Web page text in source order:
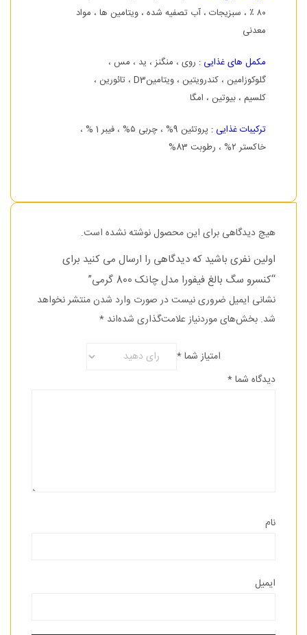
۸۰ ٪ ، سبزیجات ، آب تصفیه شده ، ویتامین ها ، مواد
معدنی
مکمل های غذایی : روی ، منگنز ، ید ، مس ،
گلوکوزامین ، کندرویتین ، ویتامینD3 ، تائورین ،
کلسیم ، بیوتین ، امگا
ترکیبات غذایی :
پروتئین 9% ، چربی ۵% ، فیبر 1 % ،
خاکستر ۲% ، رطوبت 83%
هیچ دیدگاهی برای این محصول نوشته نشده است.
اولین نفری باشید که دیدگاهی را ارسال می کنید برای
“کنسرو سگ بالغ فیفورا مدل چانک 800 گرمی”
نشانی ایمیل ضروری نیست در صورت وارد شدن منتشر نخواهد
شد. بخش‌های موردنیاز علامت‌گذاری شده‌اند *
امتیاز شما*
دیدگاه شما*
نام
ایمیل